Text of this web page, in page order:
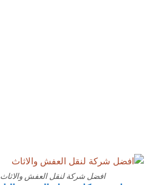
افضل شركة لنقل العفش والاثاث